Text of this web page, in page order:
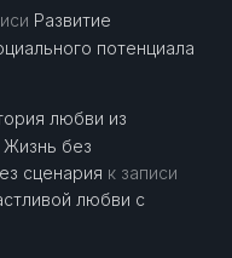
Развитие
потенциала
любви из
без
сценария к записи
любви с